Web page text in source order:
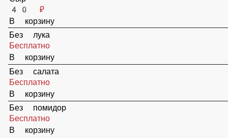
Сыр
40 ₽
В корзину
Без лука
Бесплатно
В корзину
Без салата
Бесплатно
В корзину